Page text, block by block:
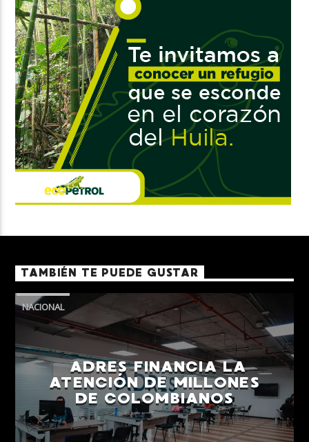
TAMBIÉN TE PUEDE GUSTAR
NACIONAL
ADRES FINANCIA LA
ATENCIÓN DE MILLONES
DE COLOMBIANOS